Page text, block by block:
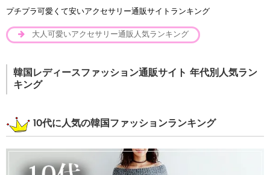
プチプラ可愛くて安いアクセサリー通販サイトランキング
大人可愛いアクセサリー通販人気ランキング
韓国レディースファッション通販サイト 年代別人気ラン
キング
10代に人気の韓国ファッションランキング